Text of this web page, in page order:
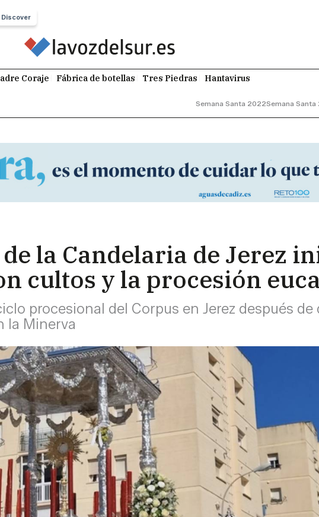
Discover
Coraje Fábrica de botellas Tres Piedras Hantavirus
Semana Santa 2022Semana Santa
la Candelaria de Jerez
cultos y la procesión
procesional del Corpus en Jerez después
la Minerva